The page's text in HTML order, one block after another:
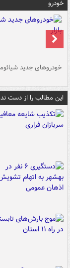
خودرو
خودروهای جدید
این مطالب را از دست